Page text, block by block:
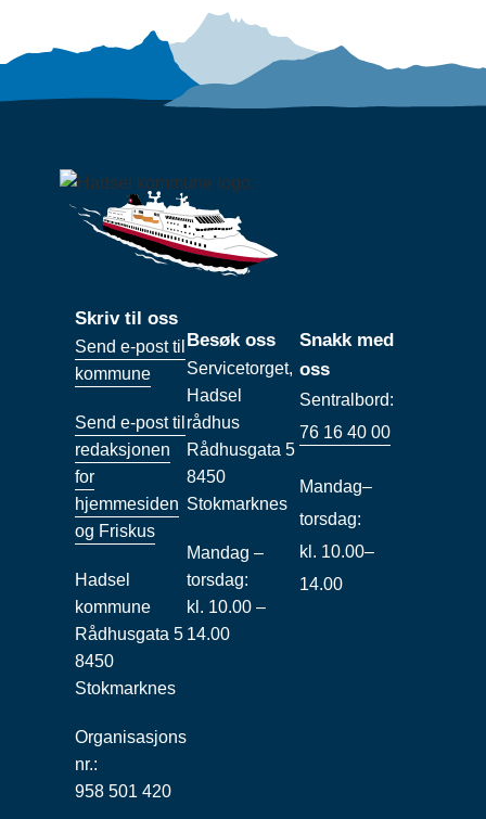
Skriv til oss
Send e-post til
kommune
Send e-post til
redaksjonen
for
hjemmesiden
og Friskus
Hadsel
kommune
Rådhusgata 5
8450
Stokmarknes
Organisasjons
nr.:
958 501 420
Besøk oss
Servicetorget,
Hadsel
rådhus
Rådhusgata 5
8450
Stokmarknes
Mandag –
torsdag:
kl. 10.00 –
14.00
Snakk med
oss
Sentralbord:
76 16 40 00
Mandag–
torsdag:
kl. 10.00–
14.00